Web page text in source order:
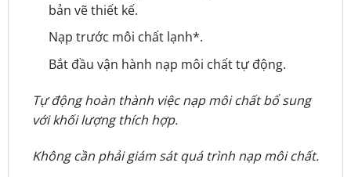
bản vẽ thiết kế.
Nạp trước môi chất lạnh*.
Bắt đầu vận hành nạp môi chất tự động.
Tự động hoàn thành việc nạp môi chất bổ sung
với khối lượng thích hợp.
Không cần phải giám sát quá trình nạp môi chất.